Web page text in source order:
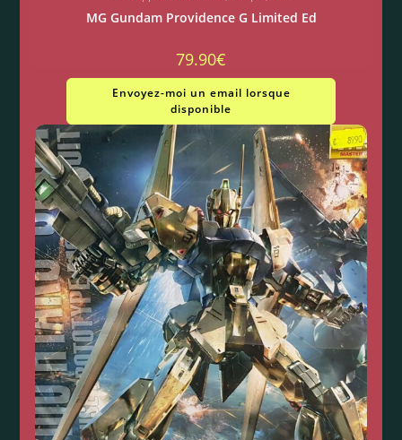
MG Gundam Providence G Limited Ed
79.90€
Envoyez-moi un email lorsque
disponible